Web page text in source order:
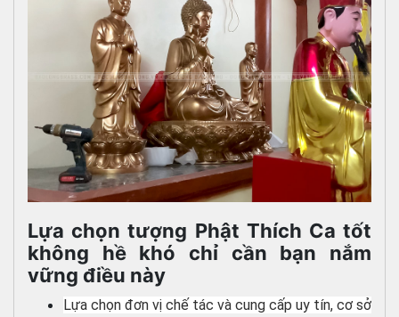
Lựa chọn tượng Phật Thích Ca tốt
không hề khó chỉ cần bạn nắm
vững điều này
Lựa chọn đơn vị chế tác và cung cấp uy tín, cơ sở